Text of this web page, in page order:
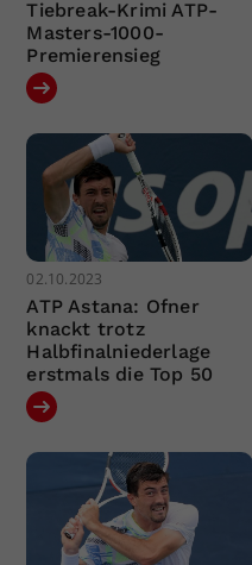
Tiebreak-Krimi ATP-
Masters-1000-
Premierensieg
02.10.2023
ATP Astana: Ofner
knackt trotz
Halbfinalniederlage
erstmals die Top 50